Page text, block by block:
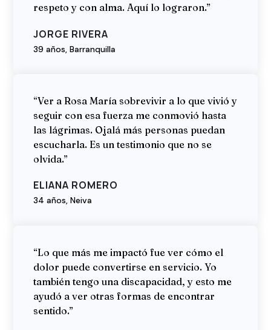
respeto y con alma. Aquí lo lograron.”
JORGE RIVERA
39 años, Barranquilla
“Ver a Rosa María sobrevivir a lo que vivió y
seguir con esa fuerza me conmovió hasta
las lágrimas. Ojalá más personas puedan
escucharla. Es un testimonio que no se
olvida.”
ELIANA ROMERO
34 años, Neiva
“Lo que más me impactó fue ver cómo el
dolor puede convertirse en servicio. Yo
también tengo una discapacidad, y esto me
ayudó a ver otras formas de encontrar
sentido.”